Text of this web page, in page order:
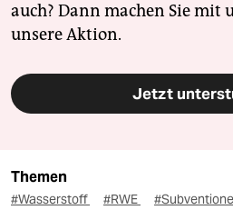
auch? Dann machen Sie mit
unsere Aktion.
Jetzt
Themen
#Wasserstoff #RWE